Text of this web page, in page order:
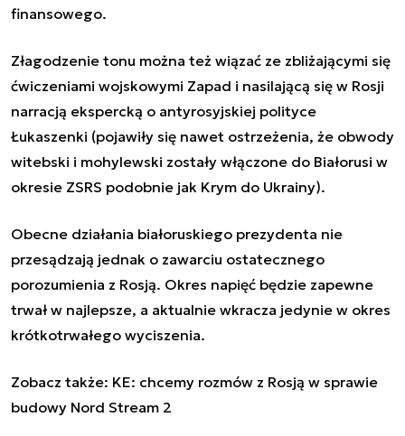
finansowego.
Złagodzenie tonu można też wiązać ze zbliżającymi się
ćwiczeniami wojskowymi Zapad i nasilającą się w Rosji
narracją ekspercką o antyrosyjskiej polityce
Łukaszenki (pojawiły się nawet ostrzeżenia, że obwody
witebski i mohylewski zostały włączone do Białorusi w
okresie ZSRS podobnie jak Krym do Ukrainy).
Obecne działania białoruskiego prezydenta nie
przesądzają jednak o zawarciu ostatecznego
porozumienia z Rosją. Okres napięć będzie zapewne
trwał w najlepsze, a aktualnie wkracza jedynie w okres
krótkotrwałego wyciszenia.
Zobacz także: KE: chcemy rozmów z Rosją w sprawie
budowy Nord Stream 2